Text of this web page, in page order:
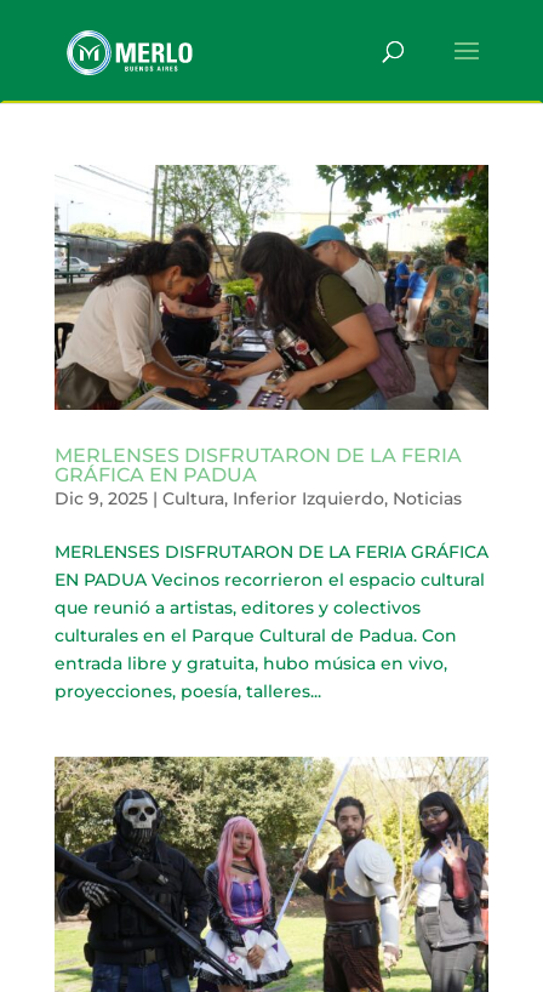
MERLENSES DISFRUTARON DE LA FERIA
GRÁFICA EN PADUA
Dic 9, 2025| Cultura, Inferior Izquierdo, Noticias
MERLENSES DISFRUTARON DE LA FERIA GRÁFICA
EN PADUA Vecinos recorrieron el espacio cultural
que reunió a artistas, editores y colectivos
culturales en el Parque Cultural de Padua. Con
entrada libre y gratuita, hubo música en vivo,
proyecciones, poesía, talleres...